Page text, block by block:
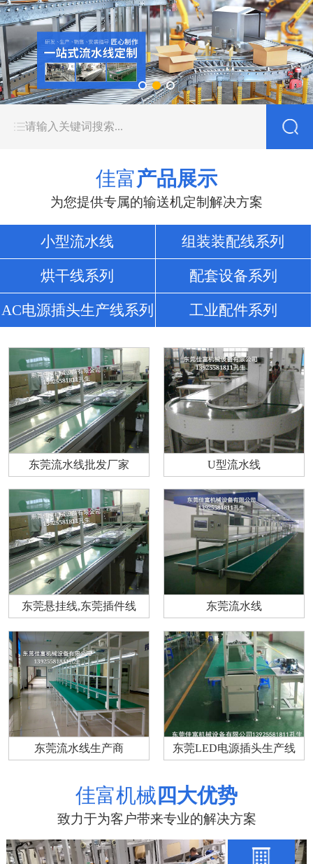
佳富产品展示
为您提供专属的输送机定制解决方案
小型流水线 组装装配线系列
烘干线系列 配套设备系列
AC电源插头生产线系列 工业配件系列
东莞流水线批发厂家 U型流水线
东莞悬挂线,东莞插件线 东莞流水线
东莞流水线生产商 东莞LED电源插头生产线
佳富机械 四大优势
致力于为客户带来专业的解决方案